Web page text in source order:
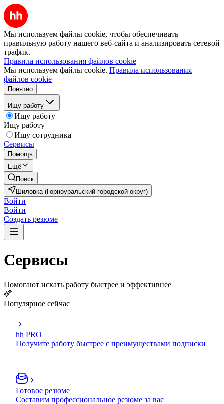
Мы используем файлы cookie, чтобы обеспечивать
правильную работу нашего веб-сайта и анализировать сетевой
трафик.
Правила использования файлов cookie
Мы используем файлы cookie. Правила использования
файлов cookie
Понятно
Ищу работу
Ищу работу
Ищу работу
Ищу сотрудника
Сервисы
Помощь
Ещё
Поиск
Шиловка (Горноуральский городской округ)
Войти
Войти
Создать резюме
Сервисы
Помогают искать работу быстрее и эффективнее
Популярное сейчас
hh PRO
Получите работу быстрее с преимуществами подписки
Готовое резюме
Составим профессиональное резюме за вас